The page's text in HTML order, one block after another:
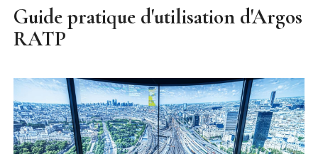
Guide pratique d'utilisation d'Argos
RATP